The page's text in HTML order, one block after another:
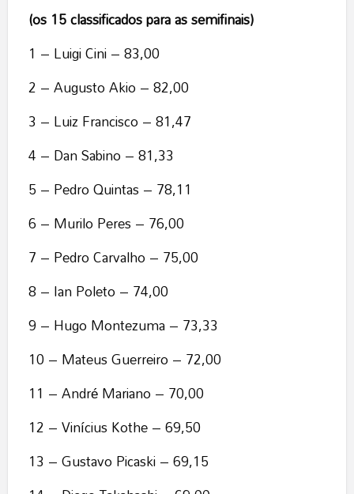
(os 15 classificados para as semifinais)
1 – Luigi Cini – 83,00
2 – Augusto Akio – 82,00
3 – Luiz Francisco – 81,47
4 – Dan Sabino – 81,33
5 – Pedro Quintas – 78,11
6 – Murilo Peres – 76,00
7 – Pedro Carvalho – 75,00
8 – Ian Poleto – 74,00
9 – Hugo Montezuma – 73,33
10 – Mateus Guerreiro – 72,00
11 – André Mariano – 70,00
12 – Vinícius Kothe – 69,50
13 – Gustavo Picaski – 69,15